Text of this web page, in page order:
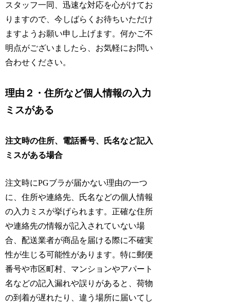
スタッフ一同、迅速な対応を心がけてお
りますので、今しばらくお待ちいただけ
ますようお願い申し上げます。何かご不
明点がございましたら、お気軽にお問い
合わせください。
理由２・住所など個人情報の入力
ミスがある
注文時の住所、電話番号、氏名など記入
ミスがある場合
注文時にPGブラが届かない理由の一つ
に、住所や連絡先、氏名などの個人情報
の入力ミスが挙げられます。正確な住所
や連絡先の情報が記入されていない場
合、配送業者が商品を届ける際に不確実
性が生じる可能性があります。特に郵便
番号や市区町村、マンションやアパート
名などの記入漏れや誤りがあると、荷物
の到着が遅れたり、違う場所に届いてし